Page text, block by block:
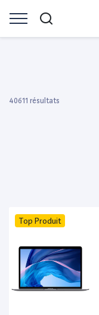
40611 résultats
Top Produit